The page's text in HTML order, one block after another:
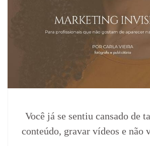
Você já se sentiu cansado de
conteúdo, gravar vídeos e não